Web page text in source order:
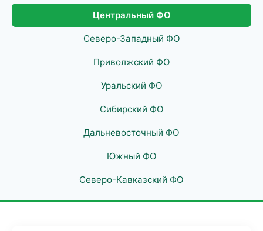
Центральный ФО
Северо-Западный ФО
Приволжский ФО
Уральский ФО
Сибирский ФО
Дальневосточный ФО
Южный ФО
Северо-Кавказский ФО